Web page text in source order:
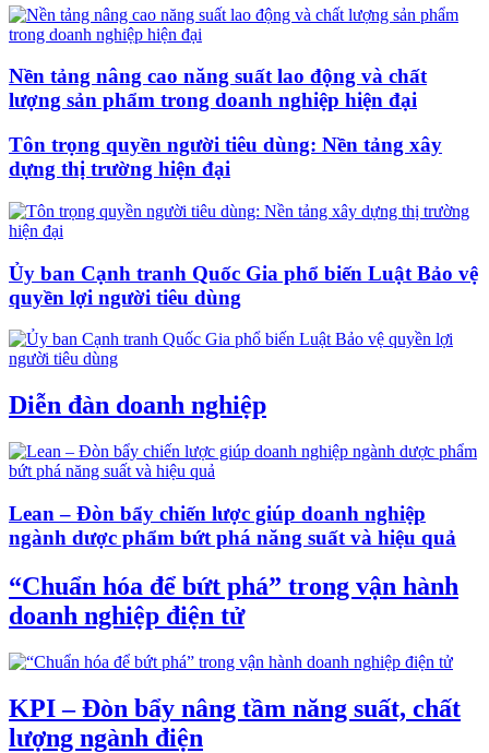
Nền tảng nâng cao năng suất lao động và chất
lượng sản phẩm trong doanh nghiệp hiện đại
Tôn trọng quyền người tiêu dùng: Nền tảng xây
dựng thị trường hiện đại
Ủy ban Cạnh tranh Quốc Gia phổ biến Luật Bảo vệ
quyền lợi người tiêu dùng
Diễn đàn doanh nghiệp
Lean – Đòn bẩy chiến lược giúp doanh nghiệp
ngành dược phẩm bứt phá năng suất và hiệu quả
“Chuẩn hóa để bứt phá” trong vận hành
doanh nghiệp điện tử
KPI – Đòn bẩy nâng tầm năng suất, chất
lượng ngành điện